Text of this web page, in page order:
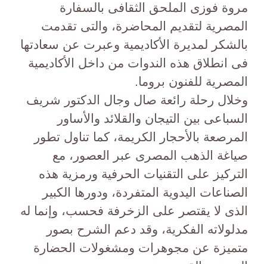
مروة فوزى الملحق الثقافى بالسفارة
المصرية لتقديم المحاضرة، والتى تقدمت
بالشكر لمديرة الأكاديمية وعبرت عن سعادتها
فى انطلاق هذه الندوات من داخل الأكاديمية
المصرية للفنون بروما.
وخلال رحلة رائعة صال وجال الدكتور شريف
السباعى بين التيجان والقلائد والأساور
المرصعة بالأحجار الكريمة، كما تناول تطور
صياغة الذهب المصرى عبر العصور، مع
التركيز على التقنيات الحرفية ورمزية هذه
الصناعات اليدوية المتفردة، ودورها الكبير
الذى لا يقتصر على الزخرفة فحسب، وإنما له
مدلولاته الفكرية، وقد دعم الشرح بصور
متميزة عن مجوهرات ومشغولات الحضارة